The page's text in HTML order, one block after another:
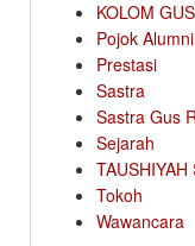
KOLOM
Pojok Alumni
Prestasi
Sastra
Sastra Gus
Sejarah
TAUSHIYAH
Tokoh
Wawancara